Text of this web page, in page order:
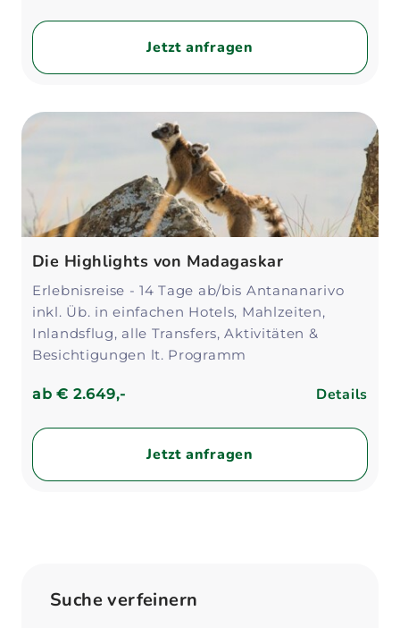
Jetzt anfragen
Die Highlights von Madagaskar
Erlebnisreise - 14 Tage ab/bis Antananarivo
inkl. Üb. in einfachen Hotels, Mahlzeiten,
Inlandsflug, alle Transfers, Aktivitäten &
Besichtigungen lt. Programm
ab€ 2.649,- Details
Jetzt anfragen
Suche verfeinern